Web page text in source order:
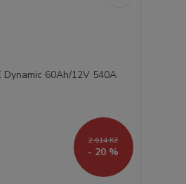
2 614 Kč
- 20 %